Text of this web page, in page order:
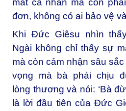
đơn, không có ai bảo vệ
Khi Đức Giêsu nhìn
Ngài không chỉ thấy sự
mà còn cảm nhận sâu
vọng mà bà phải chịu
lòng thương và nói: ‘Bà
là lời đầu tiên của Đức